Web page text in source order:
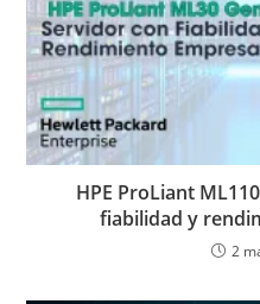
HPE ProLiant
fiabilidad y
2